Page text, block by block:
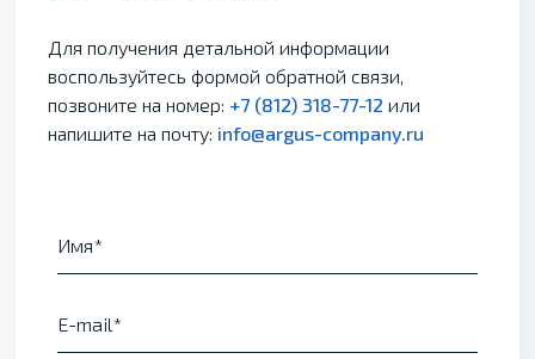
Для получения детальной информации
воспользуйтесь формой обратной связи,
позвоните на номер: +7 (812) 318-77-12 или
напишите на почту: info@argus-company.ru
Имя
E-mail